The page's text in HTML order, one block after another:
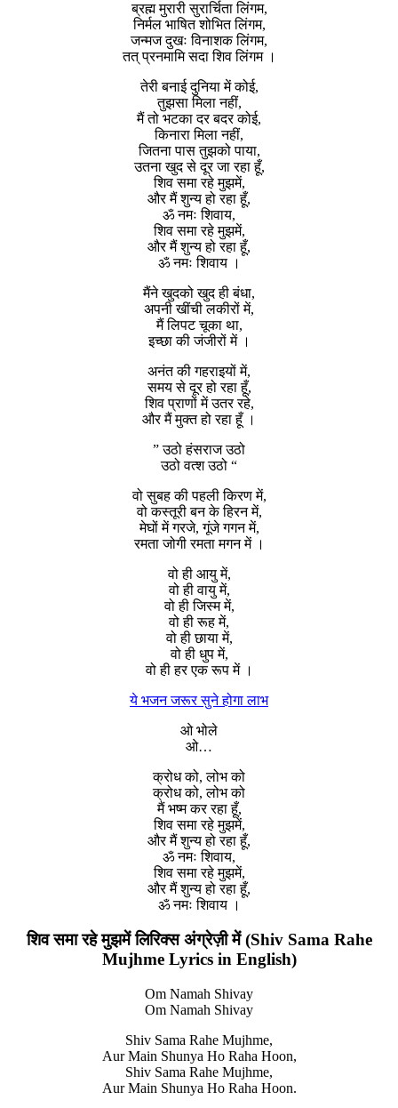
ब्रह्म मुरारी सुरार्चिता लिंगम,
निर्मल भाषित शोभित लिंगम,
जन्मज दुखः विनाशक लिंगम,
तत् प्रनमामि सदा शिव लिंगम ।
तेरी बनाई दुनिया में कोई,
तुझसा मिला नहीं,
मैं तो भटका दर बदर कोई,
किनारा मिला नहीं,
जितना पास तुझको पाया,
उतना खुद से दूर जा रहा हूँ,
शिव समा रहे मुझमें,
और मैं शुन्य हो रहा हूँ,
ॐ नमः शिवाय,
शिव समा रहे मुझमें,
और मैं शुन्य हो रहा हूँ,
ॐ नमः शिवाय ।
मैंने खुदको खुद ही बंधा,
अपनी खींची लकीरों में,
मैं लिपट चूका था,
इच्छा की जंजीरों में ।
अनंत की गहराइयों में,
समय से दूर हो रहा हूँ,
शिव प्राणों में उतर रहे,
और मैं मुक्त हो रहा हूँ ।
” उठो हंसराज उठो
उठो वत्श उठो “
वो सुबह की पहली किरण में,
वो कस्तूरी बन के हिरन में,
मेघों में गरजे, गूंजे गगन में,
रमता जोगी रमता मगन में ।
वो ही आयु में,
वो ही वायु में,
वो ही जिस्म में,
वो ही रूह में,
वो ही छाया में,
वो ही धुप में,
वो ही हर एक रूप में ।
ये भजन जरूर सुने होगा लाभ
ओ भोले
ओ…
क्रोध को, लोभ को
क्रोध को, लोभ को
मैं भष्म कर रहा हूँ,
शिव समा रहे मुझमें,
और मैं शुन्य हो रहा हूँ,
ॐ नमः शिवाय,
शिव समा रहे मुझमें,
और मैं शुन्य हो रहा हूँ,
ॐ नमः शिवाय ।
शिव समा रहे मुझमें लिरिक्स अंग्रेज़ी में (Shiv Sama Rahe
Mujhme Lyrics in English)
Om Namah Shivay
Om Namah Shivay
Shiv Sama Rahe Mujhme,
Aur Main Shunya Ho Raha Hoon,
Shiv Sama Rahe Mujhme,
Aur Main Shunya Ho Raha Hoon.